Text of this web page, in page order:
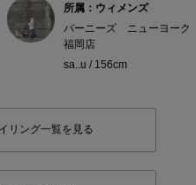
所属：ウィメンズ
バーニーズ ニューヨーク
福岡店
sa..u / 156cm
リング一覧を見る